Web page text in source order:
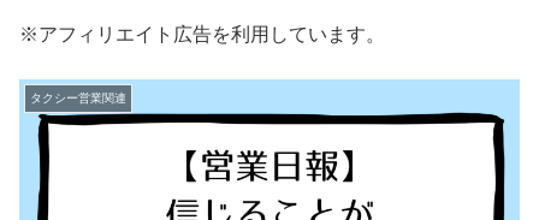
※アフィリエイト広告を利用しています。
タクシー営業関連